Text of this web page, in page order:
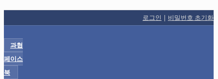
로그인 | 비밀번호 초기화
과협
페이스
북